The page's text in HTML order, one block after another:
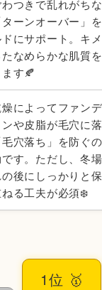
わつきで乱れがち
ターンオーバー」
にサポート。キ
たなめらかな肌質
ます🍂
によってファン
ンや皮脂が毛穴に
毛穴落ち」を防ぐ
す。ただし、冬
後にしっかりと
る工夫が必須❄️
1位 🥇